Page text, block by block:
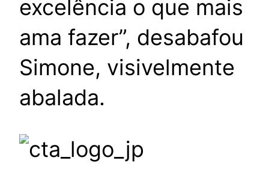
excelência o que mais
ama fazer”, desabafou
Simone, visivelmente
abalada.